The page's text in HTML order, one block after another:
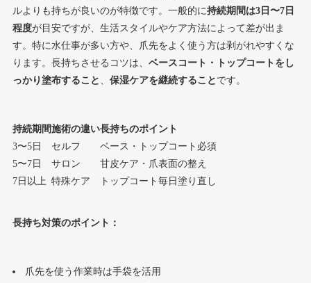
ルよりも持ちが良いのが特徴です。一般的に持続期間は3日〜7日
程度が目安ですが、生活スタイルやケア方法によって差が出ま
す。特に水仕事が多い方や、爪先をよく使う方は剥がれやすくな
ります。長持ちさせるコツは、 ベースコート・トップコートをし
っかり塗布すること 、 保湿ケアを継続すること です。
持続期間施術の違い長持ちのポイント
3〜5日
セルフ
ベース・トップコート必須
5〜7日
サロン
甘皮ケア・爪表面の整え
7日以上 特殊ケア トップコート毎日塗り直し
長持ち対策のポイント：
爪先を使う作業時は手袋を活用